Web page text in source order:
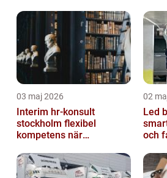
03 maj 2026
Interim hr-konsult
stockholm flexibel
kompetens när
stöd
02
Led
och